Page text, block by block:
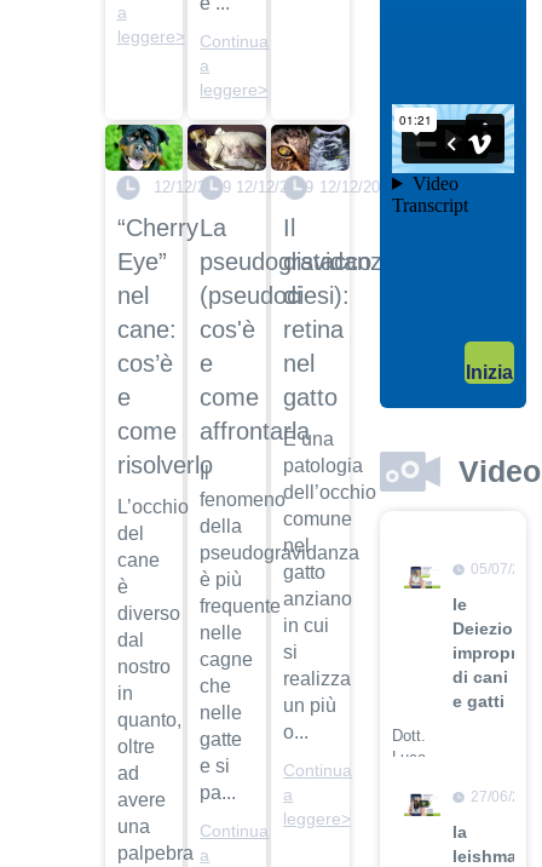
a
leggere>
Continua
a
leggere>
12/12/2019
“Cherry
Eye”
nel
cane:
cos’è
e
come
risolverlo
L’occhio
del
cane
è
diverso
dal
nostro
in
quanto,
oltre
ad
avere
una
palpebra
12/12/2019
La
pseudogravidanza
(pseudociesi):
cos'è
e
come
affrontarla
Il
fenomeno
della
pseudogravidanza
è più
frequente
nelle
cagne
che
nelle
gatte
e si
pa...
Continua
a
12/12/2019
Il
distacco
di
retina
nel
gatto
È una
patologia
dell’occhio
comune
nel
gatto
anziano
in cui
si
realizza
un più
o...
Continua
a
leggere>
Inizia
Video
04/10/
Garanzie
post
vendita
04/10/
Adozione
Dott.
Albano
Guarda
05/07/
le
Deiezioni
improprie
di cani
e gatti
Dott.
Luca
Guarda
27/06/
la